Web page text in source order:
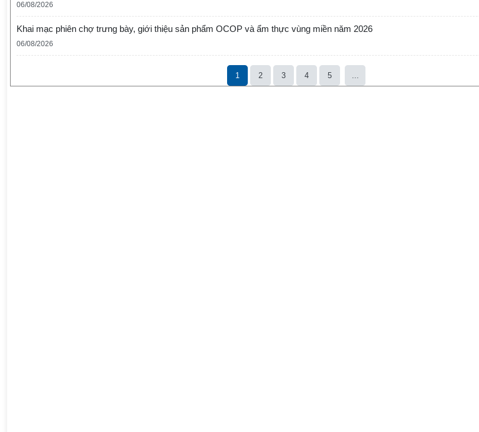
06/08/2026
Khai mạc phiên chợ trưng bày, giới thiệu sản phẩm OCOP và ẩm thực vùng miền năm 2026
06/08/2026
1 2 3 4 5 ...